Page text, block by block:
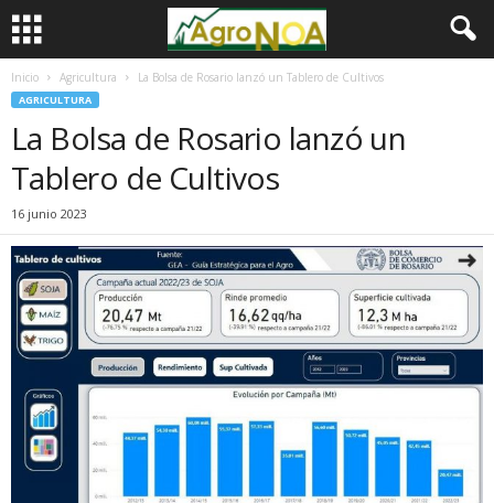
Inicio Agricultura La Bolsa de Rosario lanzó un Tablero de Cultivos
AGRICULTURA
La Bolsa de Rosario lanzó un
Tablero de Cultivos
16 junio 2023